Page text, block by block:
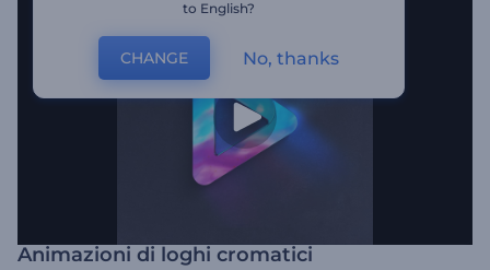
Animazioni di loghi cromatici
to English?
CHANGE No, thanks